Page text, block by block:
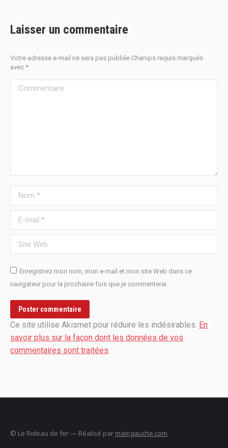
Laisser un commentaire
Votre adresse e-mail ne sera pas publiée Champs requis marqués
avec *
Commentaire
Nom *
E-mail *
Site Web
Enregistrez mon nom, mon e-mail et mon site Web dans ce
navigateur pour la prochaine fois que je commenterai.
Poster commentaire
Ce site utilise Akismet pour réduire les indésirables. En
savoir plus sur la façon dont les données de vos
commentaires sont traitées
© Le Rideau de fer — Réalisé par maingauche.com